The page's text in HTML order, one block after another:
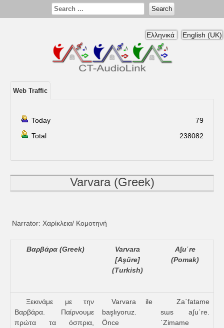
Search
Ελληνικά English (UK)
Web Traffic
Today
79
Total
238082
Varvara (Greek)
Narrator: Χαρίκλεια/ Κομοτηνή
Βαρβάρα (Greek)
Varvara
[Aşüre]
(Turkish)
A∫u΄re
(Pomak)
Ξεκινάμε με την
Βαρβάρα. Παίρνουμε
πρώτα τα όσπρια,
Varvara ile
başlıyoruz.
Önce
Za΄fatame
sɯs a∫u΄re.
΄Zimame